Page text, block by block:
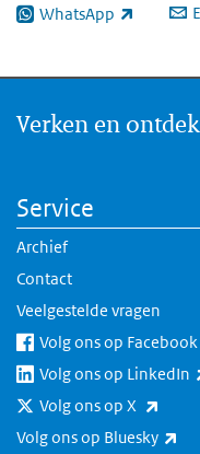
WhatsApp
(externe link)
Verken en
Service
Archief
Contact
Veelgestelde vragen
Volg ons op Facebook
Volg ons op LinkedIn
Volg ons op X
Volg ons op Bluesky